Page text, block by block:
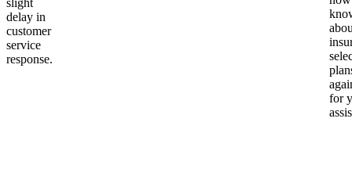
delay in
customer
service
response.
for